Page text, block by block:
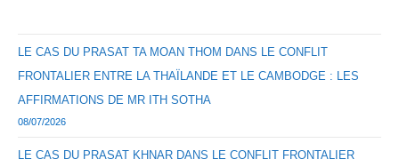
LE CAS DU PRASAT TA MOAN THOM DANS LE CONFLIT
FRONTALIER ENTRE LA THAÏLANDE ET LE CAMBODGE : LES
AFFIRMATIONS DE MR ITH SOTHA
08/07/2026
LE CAS DU PRASAT KHNAR DANS LE CONFLIT FRONTALIER